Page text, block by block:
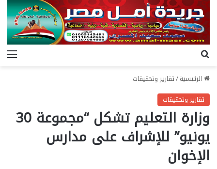
الرئيسية/تقارير وتحقيقات
تقارير وتحقيقات
وزارة التعليم تشكل “مجموعة 30
يونيو” للإشراف على مدارس
الإخوان